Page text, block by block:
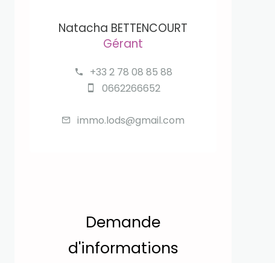
Natacha BETTENCOURT
Gérant
+33 2 78 08 85 88
0662266652
immo.lods@gmail.com
Demande
d'informations